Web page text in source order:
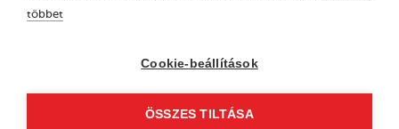
többet
Cookie-beállítások
ÖSSZES TILTÁSA
XV. Kecskeméti
2021. augusztus 11–
15.